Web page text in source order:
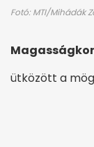
Fotó: MTI/Mihádák
ütközött a